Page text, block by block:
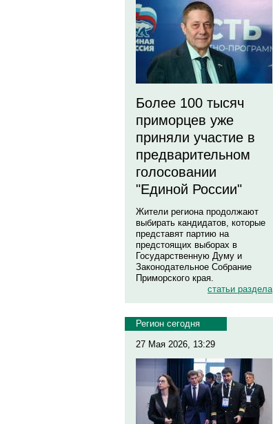
Более 100 тысяч
приморцев уже
приняли участие в
предварительном
голосовании
"Единой России"
Жители региона продолжают
выбирать кандидатов, которые
представят партию на
предстоящих выборах в
Государственную Думу и
Законодательное Собрание
Приморского края.
статьи раздела
Регион сегодня
27 Мая 2026, 13:29